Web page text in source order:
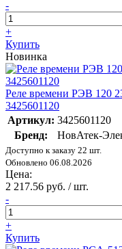
-
+
Купить
Новинка
Реле времени РЭВ 120
3425601120
Артикул: 3425601120
Бренд:
НовАтек-
Доступно к заказу 22 шт.
Обновлено 06.08.2026
Цена:
2 217.56 руб. / шт.
-
+
Купить